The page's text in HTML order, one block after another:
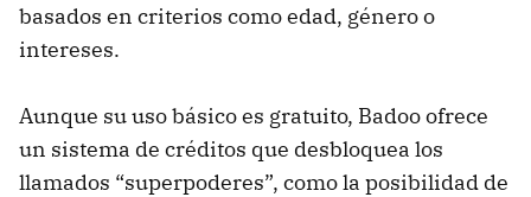
basados en criterios como edad, género o
intereses.
Aunque su uso básico es gratuito, Badoo ofrece
un sistema de créditos que desbloquea los
llamados “superpoderes”, como la posibilidad de